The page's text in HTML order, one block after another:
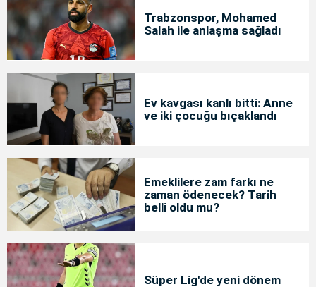
Trabzonspor, Mohamed
Salah ile anlaşma sağladı
Ev kavgası kanlı bitti: Anne
ve iki çocuğu bıçaklandı
Emeklilere zam farkı ne
zaman ödenecek? Tarih
belli oldu mu?
Süper Lig'de yeni dönem